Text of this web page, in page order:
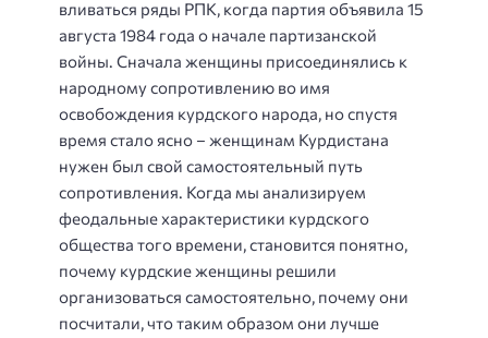
вливаться ряды РПК, когда партия объявила 15
августа 1984 года о начале партизанской
войны. Сначала женщины присоединялись к
народному сопротивлению во имя
освобождения курдского народа, но спустя
время стало ясно – женщинам Курдистана
нужен был свой самостоятельный путь
сопротивления. Когда мы анализируем
феодальные характеристики курдского
общества того времени, становится понятно,
почему курдские женщины решили
организоваться самостоятельно, почему они
посчитали, что таким образом они лучше